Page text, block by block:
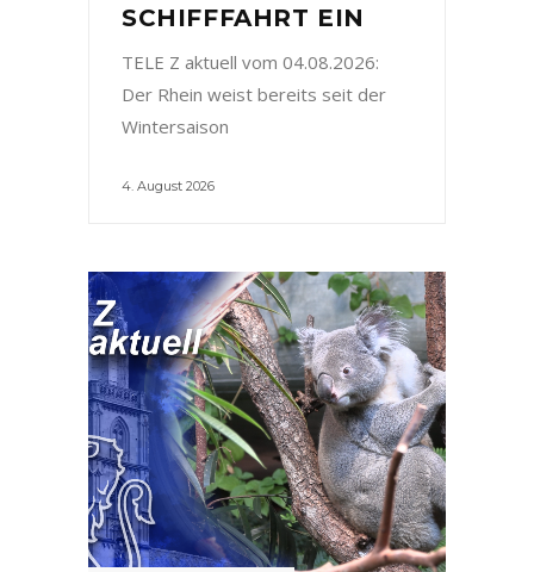
SCHIFFFAHRT EIN
TELE Z aktuell vom 04.08.2026:
Der Rhein weist bereits seit der
Wintersaison
4. August 2026